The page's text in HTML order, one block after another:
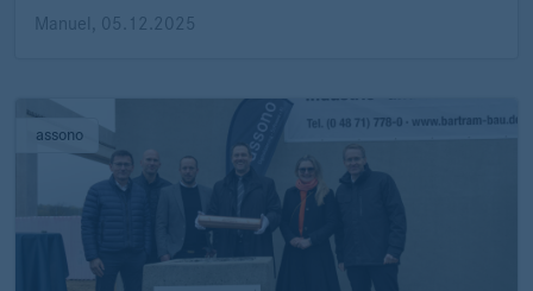
Manuel
05.12.2025
assono